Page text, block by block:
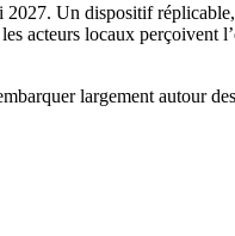
Un dispositif
acteurs locaux perçoivent
largement autour